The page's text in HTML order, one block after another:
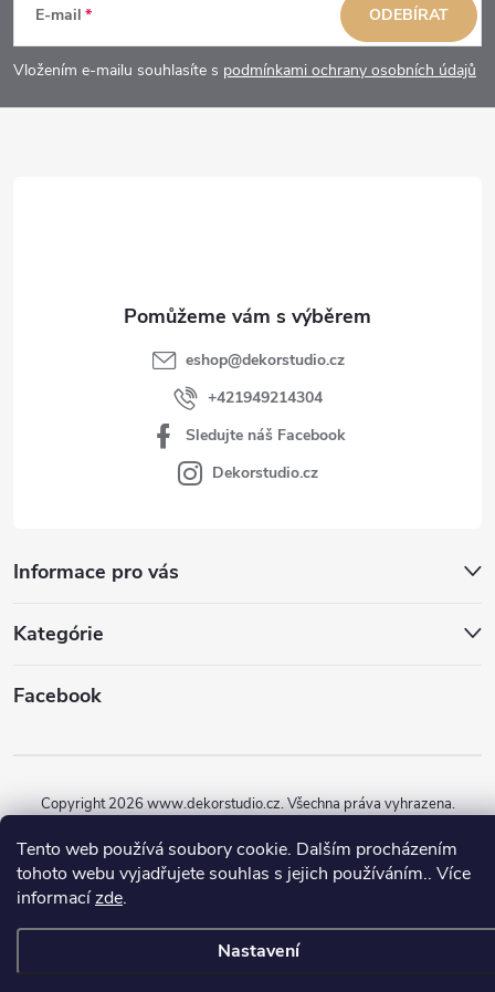
Tento web používá soubory cookie. Dalším procházením
tohoto webu vyjadřujete souhlas s jejich používáním.. Více
informacízde.
Nastavení
p
a
E-mail
Vložením e-mailu souhlasíte s podmínkami ochrany osobních údajů
ODEBÍRAT
Informace pro vás
Kategórie
Facebook
eshop@dekorstudio.cz
+421949214304
Sledujte náš Facebook
Dekorstudio.cz
Vytvořil Shoptet
Copyright 2026www.dekorstudio.cz. Všechna práva vyhrazena.